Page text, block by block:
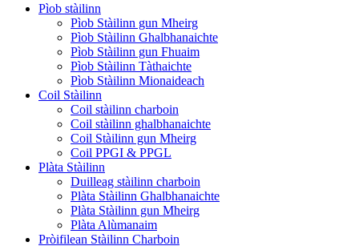
Pìob stàilinn
Pìob Stàilinn gun Mheirg
Pìob Stàilinn Ghalbhanaichte
Pìob Stàilinn gun Fhuaim
Pìob Stàilinn Tàthaichte
Pìob Stàilinn Mionaideach
Coil Stàilinn
Coil stàilinn charboin
Coil stàilinn ghalbhanaichte
Coil Stàilinn gun Mheirg
Coil PPGI & PPGL
Plàta Stàilinn
Duilleag stàilinn charboin
Plàta Stàilinn Ghalbhanaichte
Plàta Stàilinn gun Mheirg
Plàta Alùmanaim
Pròifilean Stàilinn Charboin